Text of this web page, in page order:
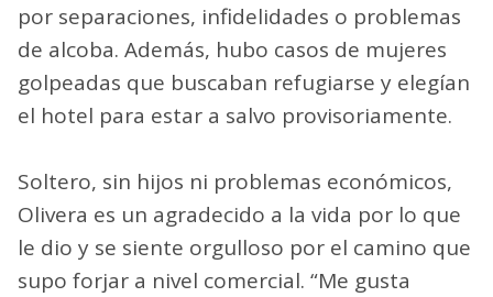
por separaciones, infidelidades o problemas
de alcoba. Además, hubo casos de mujeres
golpeadas que buscaban refugiarse y elegían
el hotel para estar a salvo provisoriamente.
Soltero, sin hijos ni problemas económicos,
Olivera es un agradecido a la vida por lo que
le dio y se siente orgulloso por el camino que
supo forjar a nivel comercial. “Me gusta